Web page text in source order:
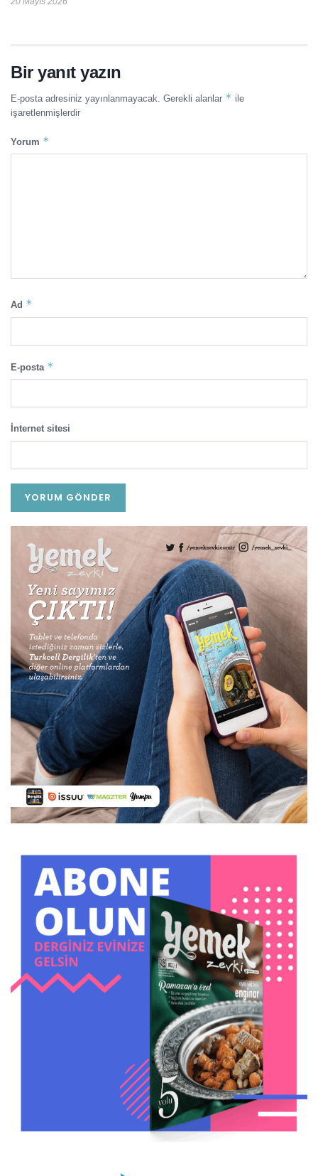
Bir yanıt yazın
E-posta adresiniz yayınlanmayacak. Gerekli alanlar * ile
işaretlenmişlerdir
Yorum *
Ad *
E-posta *
İnternet sitesi